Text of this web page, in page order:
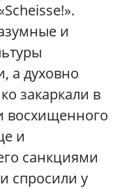
и
а духовно
закаркали в
восхищенного
и
санкциями
спросили у